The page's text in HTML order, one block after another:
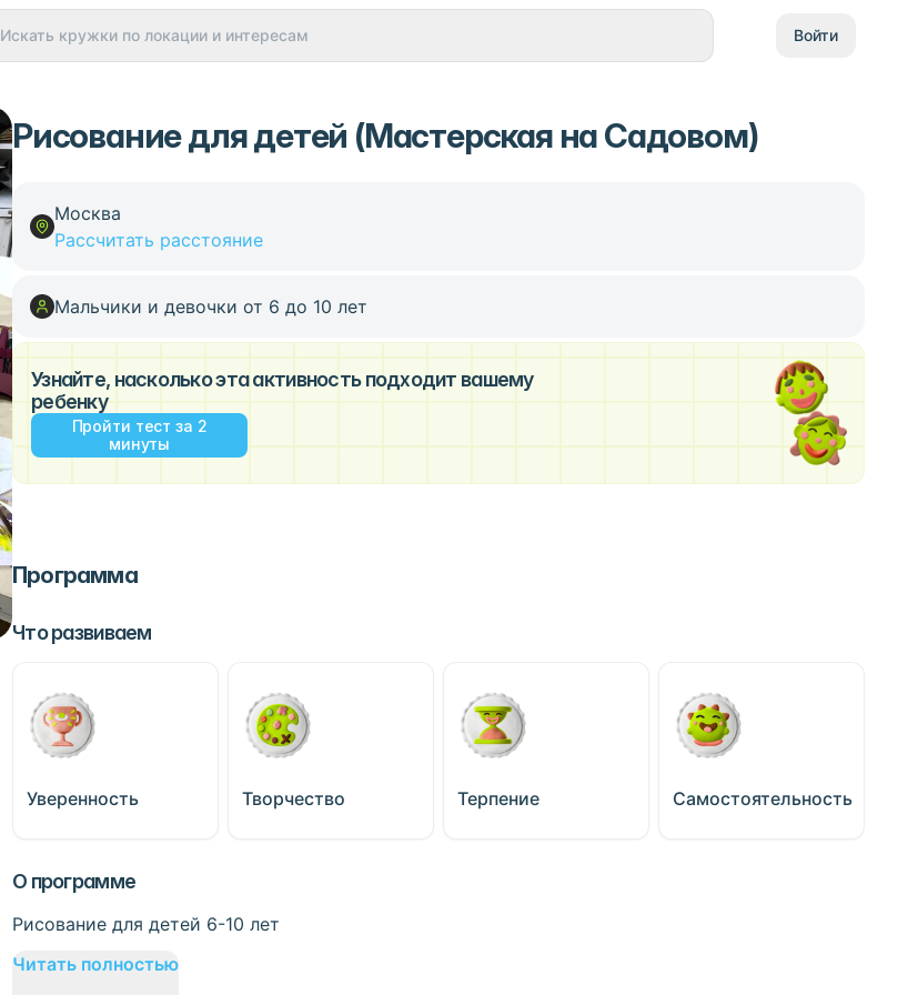
Искать кружки по локации и интересам Войти
Рисование для детей (Мастерская на Садовом)
Москва
Рассчитать расстояние
Мальчики и девочки от 6 до 10 лет
Узнайте, насколько эта активность подходит вашему
ребенку
Пройти тест за 2
минуты
Программа
Что развиваем
Уверенность Творчество Терпение Самостоятельность
О программе
Рисование для детей 6-10 лет
Читать полностью